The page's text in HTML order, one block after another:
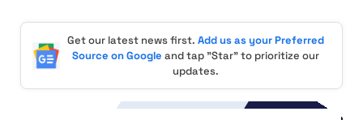
Get our latest news first. Add us as your Preferred
Source on Google and tap "Star" to prioritize our
updates.